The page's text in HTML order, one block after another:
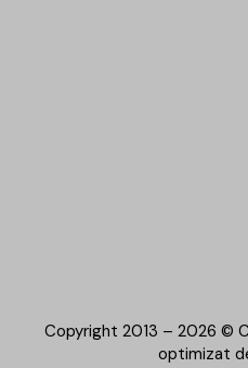
Copyright 2013 – 2026 ©
optimizat